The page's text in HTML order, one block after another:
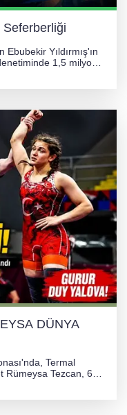
Yıldırmış'ın
1,5 milyon
DÜNYA
Termal
Tezcan, 69